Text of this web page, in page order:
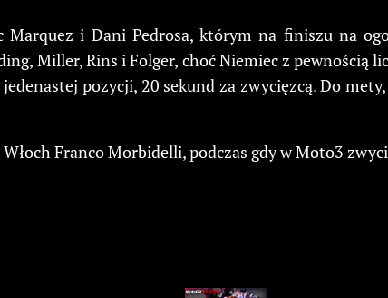
i Dani Pedrosa, którym na finiszu na
Miller, Rins i Folger, choć Niemiec z pewnością
pozycji, 20 sekund za zwycięzcą. Do
Franco Morbidelli, podczas gdy w Moto3